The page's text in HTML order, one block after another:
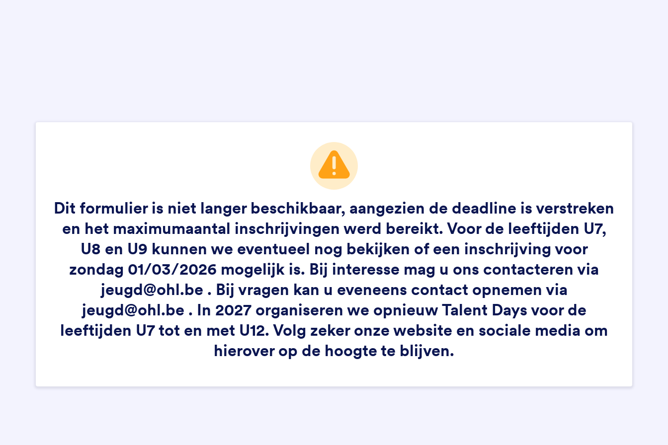
Dit formulier is niet langer beschikbaar, aangezien de deadline is verstreken
en het maximumaantal inschrijvingen werd bereikt. Voor de leeftijden U7,
U8 en U9 kunnen we eventueel nog bekijken of een inschrijving voor
zondag 01/03/2026 mogelijk is. Bij interesse mag u ons contacteren via
jeugd@ohl.be . Bij vragen kan u eveneens contact opnemen via
jeugd@ohl.be . In 2027 organiseren we opnieuw Talent Days voor de
leeftijden U7 tot en met U12. Volg zeker onze website en sociale media om
hierover op de hoogte te blijven.